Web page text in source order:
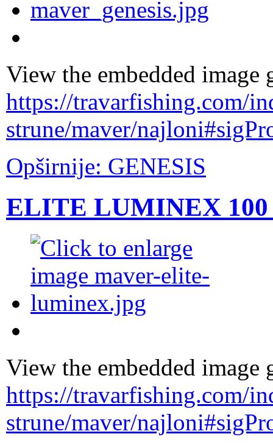
View the embedded image
https://travarfishing.com/
strune/maver/
Opširnije: GENESIS
ELITE LUMINEX 100
View the embedded image
https://travarfishing.com/
strune/maver/